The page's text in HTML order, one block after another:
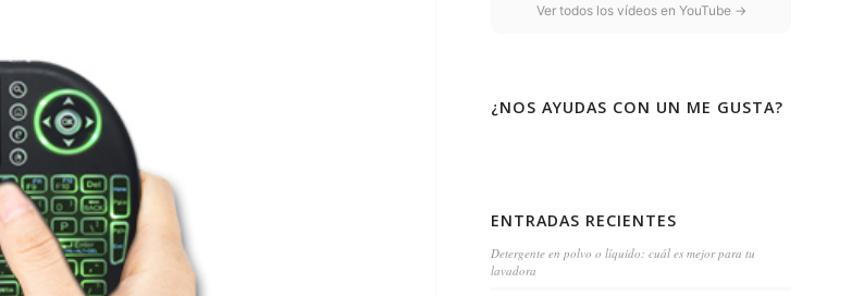
Ver todos los vídeos en YouTube →
¿NOS AYUDAS CON UN ME GUSTA?
ENTRADAS RECIENTES
Detergente en polvo o líquido: cuál es mejor para tu
lavadora